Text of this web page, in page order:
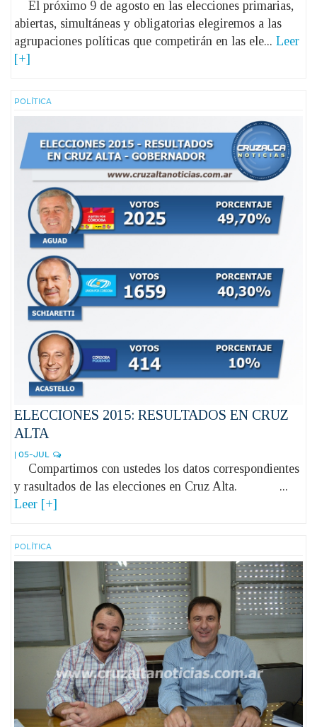
El próximo 9 de agosto en las elecciones primarias,
abiertas, simultáneas y obligatorias elegiremos a las
agrupaciones políticas que competirán en las ele... Leer
[+]
POLÍ­TICA
ELECCIONES 2015: RESULTADOS EN CRUZ
ALTA
| 05-JUL
Compartimos con ustedes los datos correspondientes
y rasultados de las elecciones en Cruz Alta. ...
Leer [+]
POLÍ­TICA